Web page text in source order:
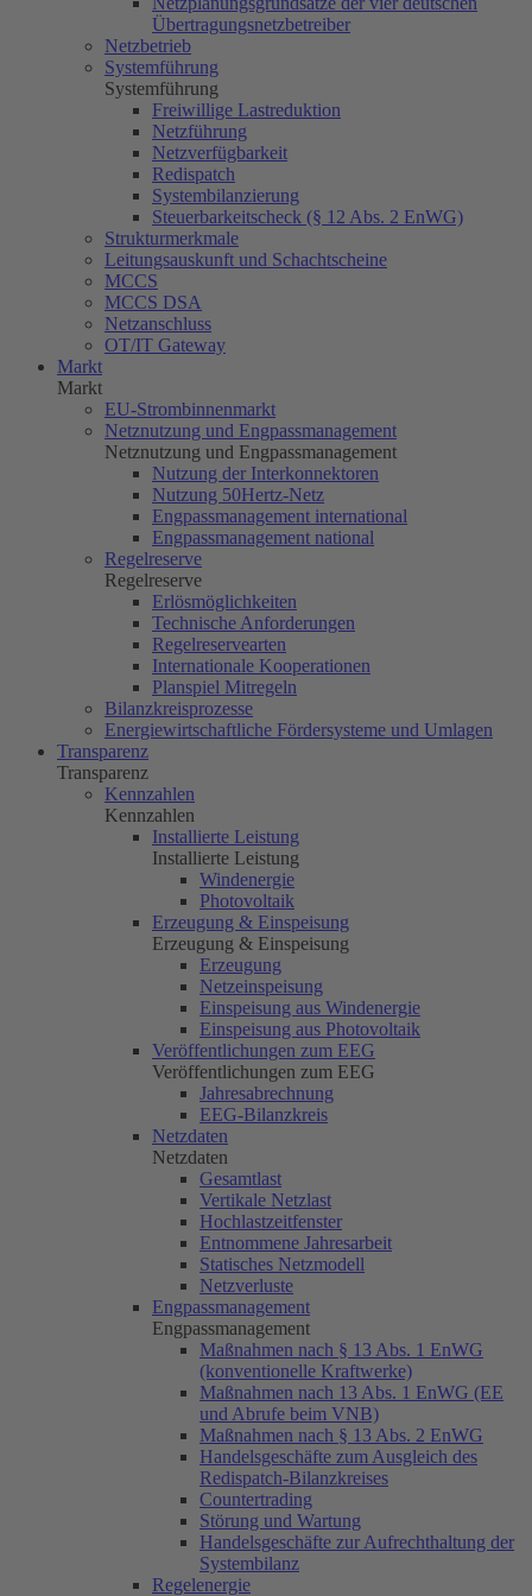
Übertragungsnetzbetreiber
Netzbetrieb
Systemführung
Systemführung
Freiwillige Lastreduktion
Netzführung
Netzverfügbarkeit
Redispatch
Systembilanzierung
Steuerbarkeitscheck (§ 12 Abs. 2 EnWG)
Strukturmerkmale
Leitungsauskunft und Schachtscheine
MCCS
MCCS DSA
Netzanschluss
OT/IT Gateway
Markt
Markt
EU-Strombinnenmarkt
Netznutzung und Engpassmanagement
Netznutzung und Engpassmanagement
Nutzung der Interkonnektoren
Nutzung 50Hertz-Netz
Engpassmanagement international
Engpassmanagement national
Regelreserve
Regelreserve
Erlösmöglichkeiten
Technische Anforderungen
Regelreservearten
Internationale Kooperationen
Planspiel Mitregeln
Bilanzkreisprozesse
Energiewirtschaftliche Fördersysteme und Umlagen
Transparenz
Transparenz
Kennzahlen
Kennzahlen
Installierte Leistung
Installierte Leistung
Windenergie
Photovoltaik
Erzeugung & Einspeisung
Erzeugung & Einspeisung
Erzeugung
Netzeinspeisung
Einspeisung aus Windenergie
Einspeisung aus Photovoltaik
Veröffentlichungen zum EEG
Veröffentlichungen zum EEG
Jahresabrechnung
EEG-Bilanzkreis
Netzdaten
Netzdaten
Gesamtlast
Vertikale Netzlast
Hochlastzeitfenster
Entnommene Jahresarbeit
Statisches Netzmodell
Netzverluste
Engpassmanagement
Engpassmanagement
Maßnahmen nach § 13 Abs. 1 EnWG
(konventionelle Kraftwerke)
Maßnahmen nach 13 Abs. 1 EnWG (EE
und Abrufe beim VNB)
Maßnahmen nach § 13 Abs. 2 EnWG
Handelsgeschäfte zum Ausgleich des
Redispatch-Bilanzkreises
Countertrading
Störung und Wartung
Handelsgeschäfte zur Aufrechthaltung der
Systembilanz
Regelenergie